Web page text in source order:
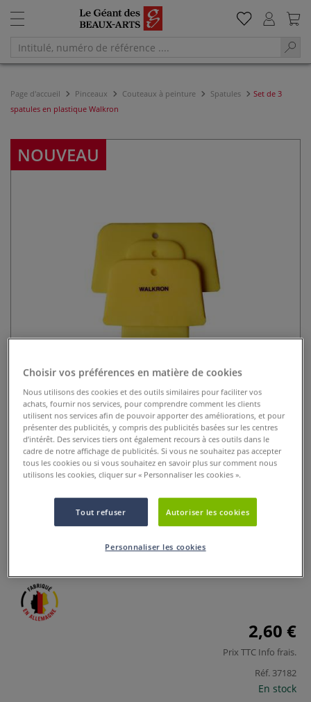
Page d'accueil Pinceaux Couteaux à peinture Spatules
Set de 3
spatules en plastique Walkron
NOUVEAU
Set de 3 spatules en plastique
Walkron
0 Commentaires
polyvalentes et faciles à utiliser.
Plus
2,60 €
Prix TTC Info frais.
Réf. 37182
En stock
Choisir vos préférences en matière de cookies
Nous utilisons des cookies et des outils similaires pour faciliter vos
achats, fournir nos services, pour comprendre comment les clients
utilisent nos services afin de pouvoir apporter des améliorations, et pour
présenter des publicités, y compris des publicités basées sur les centres
d’intérêt. Des services tiers ont également recours à ces outils dans le
cadre de notre affichage de publicités. Si vous ne souhaitez pas accepter
tous les cookies ou si vous souhaitez en savoir plus sur comment nous
utilisons les cookies, cliquer sur « Personnaliser les cookies ».
Tout refuser Autoriser les cookies
Personnaliser les cookies